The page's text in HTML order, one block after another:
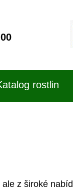
rostlin
z široké